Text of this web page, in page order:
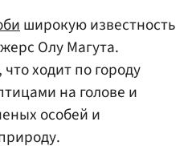
широкую известность
Олу Магута.
ходит по городу
на голове и
особей и